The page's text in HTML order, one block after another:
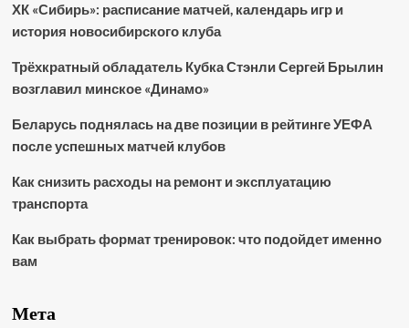
ХК «Сибирь»: расписание матчей, календарь игр и
история новосибирского клуба
Трёхкратный обладатель Кубка Стэнли Сергей Брылин
возглавил минское «Динамо»
Беларусь поднялась на две позиции в рейтинге УЕФА
после успешных матчей клубов
Как снизить расходы на ремонт и эксплуатацию
транспорта
Как выбрать формат тренировок: что подойдет именно
вам
Мета